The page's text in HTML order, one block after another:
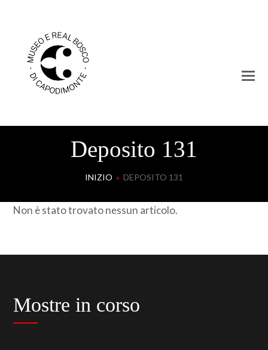
Deposito 131
INIZIO » DEPOSITO 131
Non è stato trovato nessun articolo.
Mostre in corso